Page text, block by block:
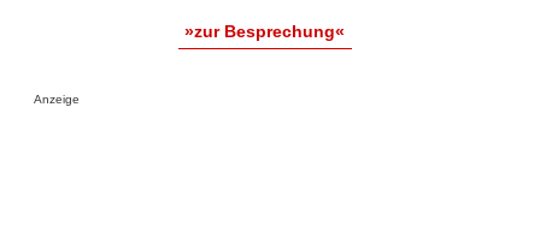
»zur Besprechung«
Anzeige